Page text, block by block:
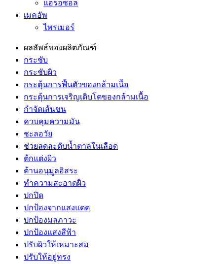
แอรอซอล
เมคอัพ
ไพรเมอร์
ผลลัพธ์ของผลิตภัณฑ์
กระชับ
กระชับผิว
กระตุ้นการฟื้นตัวของกล้ามเนื้อ
กระตุ้นการเจริญเติบโตของกล้ามเนื้อ
กำจัดเส้นขน
ควบคุมความมัน
ชะลอวัย
ช่วยลดละดับน้ำตาลในเลือด
ต้กแต่งผิว
ต้านอนุมูลอิสระ
ทำความสะอาดผิว
ปกปิด
ปกป้องจากแสงแดด
ปกป้องมลภาวะ
ปกป้องแสงสีฟ้า
ปรับผิวให้เหมาะสม
ปรับให้อยู่ทรง